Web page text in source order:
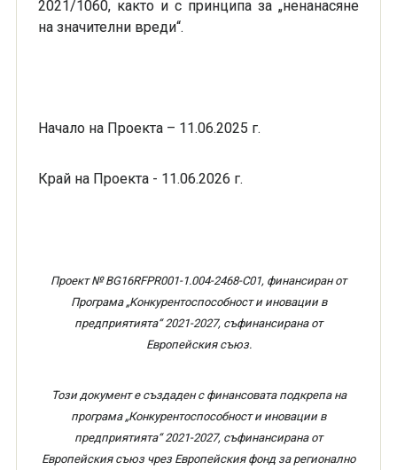
2021/1060, както и с принципа за „ненанасяне
на значителни вреди“.
Начало на Проекта – 11.06.2025 г.
Край на Проекта - 11.06.2026 г.
Проект № BG16RFPR001-1.004-2468-C01, финансиран от
Програма „Kонкурентоспособност и иновации в
предприятията“ 2021-2027, съфинансирана от
Европейския съюз.
Този документ е създаден с финансовата подкрепа на
програма „Конкурентоспособност и иновации в
предприятията“ 2021-2027, съфинансирана от
Европейския съюз чрез Европейския фонд за регионално